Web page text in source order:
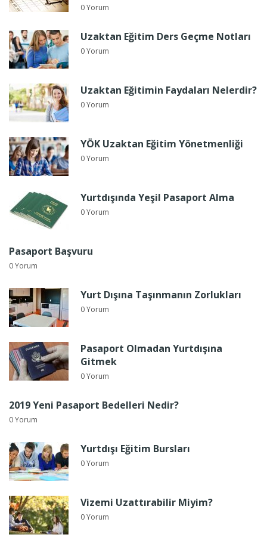
0 Yorum
Uzaktan Eğitim Ders Geçme Notları
0 Yorum
Uzaktan Eğitimin Faydaları Nelerdir?
0 Yorum
YÖK Uzaktan Eğitim Yönetmenliği
0 Yorum
Yurtdışında Yeşil Pasaport Alma
0 Yorum
Pasaport Başvuru
0 Yorum
Yurt Dışına Taşınmanın Zorlukları
0 Yorum
Pasaport Olmadan Yurtdışına
Gitmek
0 Yorum
2019 Yeni Pasaport Bedelleri Nedir?
0 Yorum
Yurtdışı Eğitim Bursları
0 Yorum
Vizemi Uzattırabilir Miyim?
0 Yorum